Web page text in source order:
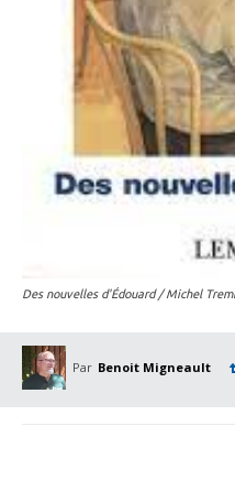
Des nouvelles d'Édouard / Michel
Par Benoit Migneault